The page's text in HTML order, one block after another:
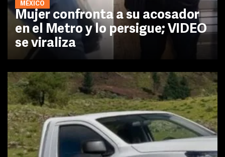
MÉXICO
Mujer confronta a su acosador
en el Metro y lo persigue; VIDEO
se viraliza